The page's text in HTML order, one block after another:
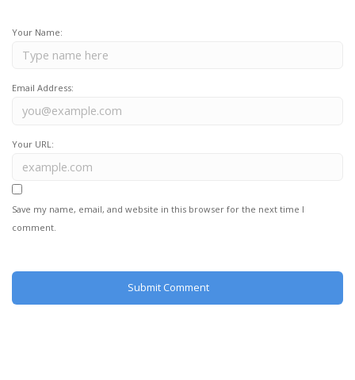
Your Name:
Email Address:
Your URL:
Save my name, email, and website in this browser for the next time I
comment.